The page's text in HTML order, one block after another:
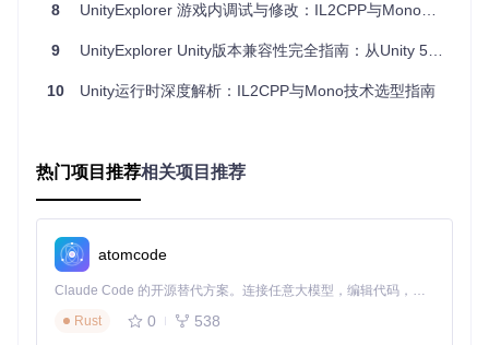
IL2CPP适用场景
移动端Unity游戏开发（iOS平台强制要求）
大型多人在线游戏（MMO）的服务端模块
Mono适用场景：
快速原型验证与功能迭代
依赖大量反射的插件开发
编辑器扩展与工具开发
🛠️ 环境配置与安装指南
8 UnityExplorer 游戏内调试与修改：IL2CPP与Mono运行时环境选择指南
9 UnityExplorer Unity版本兼容性完全指南：从Unity 5.2到2021+的完整支持方案
10 Unity运行时深度解析：IL2CPP与Mono技术选型指南
热门项目推荐相关项目推荐
atomcode
Claude Code 的开源替代方案。连接任意大模型，编辑代码，运行命令，自动验证 — 全自动执行。用 Rust 构建，极致性能。 ｜ An open-source alternative to Claude Code. Connect any LLM, edit code, run commands, and verify changes — autonomously. Built in Rust for speed. Get Started
Rust
0 538